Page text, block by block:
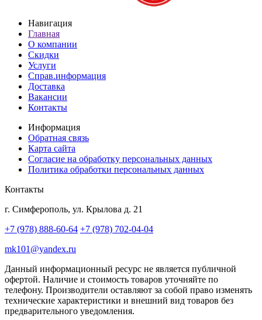
Навигация
Главная
О компании
Скидки
Услуги
Справ.информация
Доставка
Вакансии
Контакты
Информация
Обратная связь
Карта сайта
Согласие на обработку персональных данных
Политика обработки персональных данных
Контакты
г. Симферополь, ул. Крылова д. 21
+7 (978) 888-60-64 +7 (978) 702-04-04
mk101@yandex.ru
Данный информационный ресурс не является публичной
офертой. Наличие и стоимость товаров уточняйте по
телефону. Производители оставляют за собой право изменять
технические характеристики и внешний вид товаров без
предварительного уведомления.